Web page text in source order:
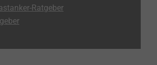
Ratgeber